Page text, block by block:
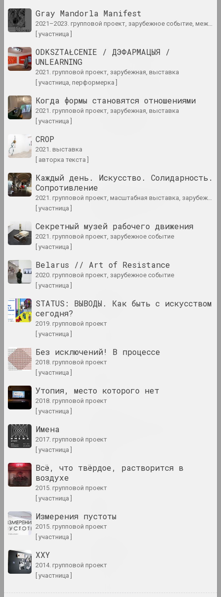
Свет и потери на бумаге
2024. выставка
2024. масштабная выставка
Что даёт вам искусство?
Чувство безопасности
2024. выставка
Крохолев Кирилл, Руслан Вашкевич,
Виктор Николаев , Арт Фестиваль
2024. персональная выставка
Great Stone
2024. персональная выставка
2024. персональная выставка
2024. конкурс
2024. выставка
2024. выставка
Gray Mandorla Manifest
2021–2023. групповой проект, зарубежное событие, международное событие
[ участница ]
ODKSZTAŁCENIE / ДЭФАРМАЦЫЯ /
UNLEARNING
2021. групповой проект, зарубежная, выставка
[ участница, перформерка ]
Когда формы становятся отношениями
2021. групповой проект, зарубежная, выставка
[ участница ]
CROP
2021. выставка
[ авторка текста ]
Каждый день. Искусство. Солидарность.
Сопротивление
2021. групповой проект, масштабная выставка, зарубежное событие, международное событие
[ участница ]
Секретный музей рабочего движения
2021. групповой проект, зарубежное событие
[ участница ]
Belarus // Art of Resistance
2020. групповой проект, зарубежное событие
[ участница ]
STATUS: ВЫВОДЫ. Как быть с искусством
сегодня?
2019. групповой проект
[ участница ]
Без исключений! В процессе
2018. групповой проект
[ участница ]
Утопия, место которого нет
2018. групповой проект
[ участница ]
Имена
2017. групповой проект
[ участница ]
Всё, что твёрдое, растворится в
воздухе
2015. групповой проект
[ участница ]
Измерения пустоты
2015. групповой проект
[ участница ]
XXY
2014. групповой проект
[ участница ]